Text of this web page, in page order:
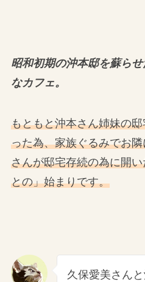
昭和初期の沖本邸を蘇ら
なカフェ。
もともと沖本さん姉妹の
った為、家族ぐるみでお
さんが邸宅存続の為に開
との」始まりです。
久保愛美さん